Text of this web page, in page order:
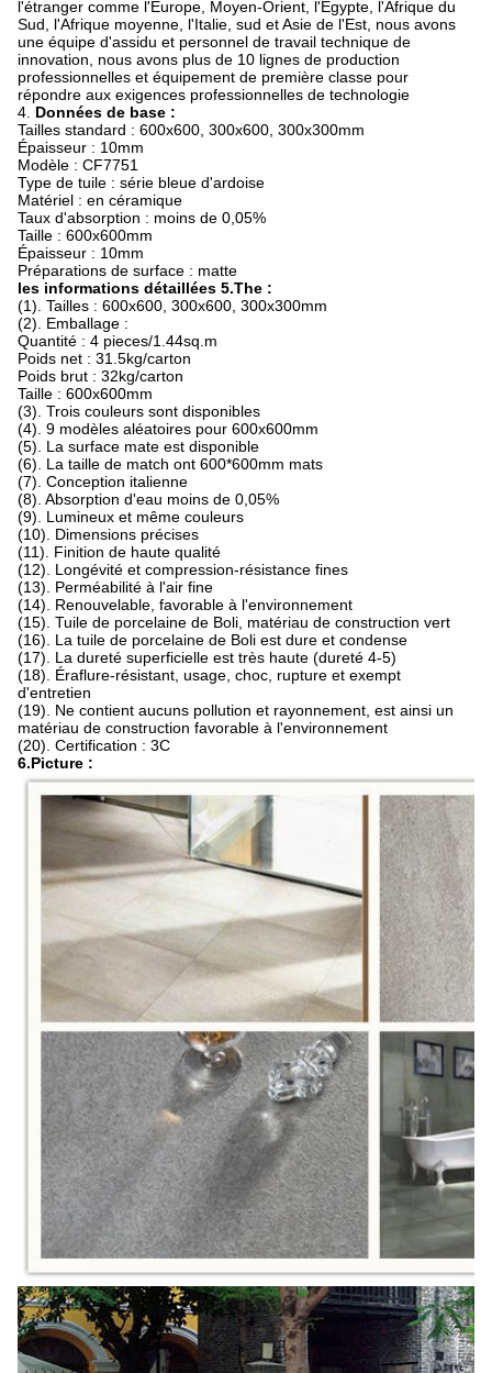
l'étranger comme l'Europe, Moyen-Orient, l'Egypte, l'Afrique du
Sud, l'Afrique moyenne, l'Italie, sud et Asie de l'Est, nous avons
une équipe d'assidu et personnel de travail technique de
innovation, nous avons plus de 10 lignes de production
professionnelles et équipement de première classe pour
répondre aux exigences professionnelles de technologie
4. Données de base :
Tailles standard : 600x600, 300x600, 300x300mm
Épaisseur : 10mm
Modèle : CF7751
Type de tuile : série bleue d'ardoise
Matériel : en céramique
Taux d'absorption : moins de 0,05%
Taille : 600x600mm
Épaisseur : 10mm
Préparations de surface : matte
les informations détaillées 5.The :
(1). Tailles : 600x600, 300x600, 300x300mm
(2). Emballage :
Quantité : 4 pieces/1.44sq.m
Poids net : 31.5kg/carton
Poids brut : 32kg/carton
Taille : 600x600mm
(3). Trois couleurs sont disponibles
(4). 9 modèles aléatoires pour 600x600mm
(5). La surface mate est disponible
(6). La taille de match ont 600*600mm mats
(7). Conception italienne
(8). Absorption d'eau moins de 0,05%
(9). Lumineux et même couleurs
(10). Dimensions précises
(11). Finition de haute qualité
(12). Longévité et compression-résistance fines
(13). Perméabilité à l'air fine
(14). Renouvelable, favorable à l'environnement
(15). Tuile de porcelaine de Boli, matériau de construction vert
(16). La tuile de porcelaine de Boli est dure et condense
(17). La dureté superficielle est très haute (dureté 4-5)
(18). Éraflure-résistant, usage, choc, rupture et exempt
d'entretien
(19). Ne contient aucuns pollution et rayonnement, est ainsi un
matériau de construction favorable à l'environnement
(20). Certification : 3C
6.Picture :